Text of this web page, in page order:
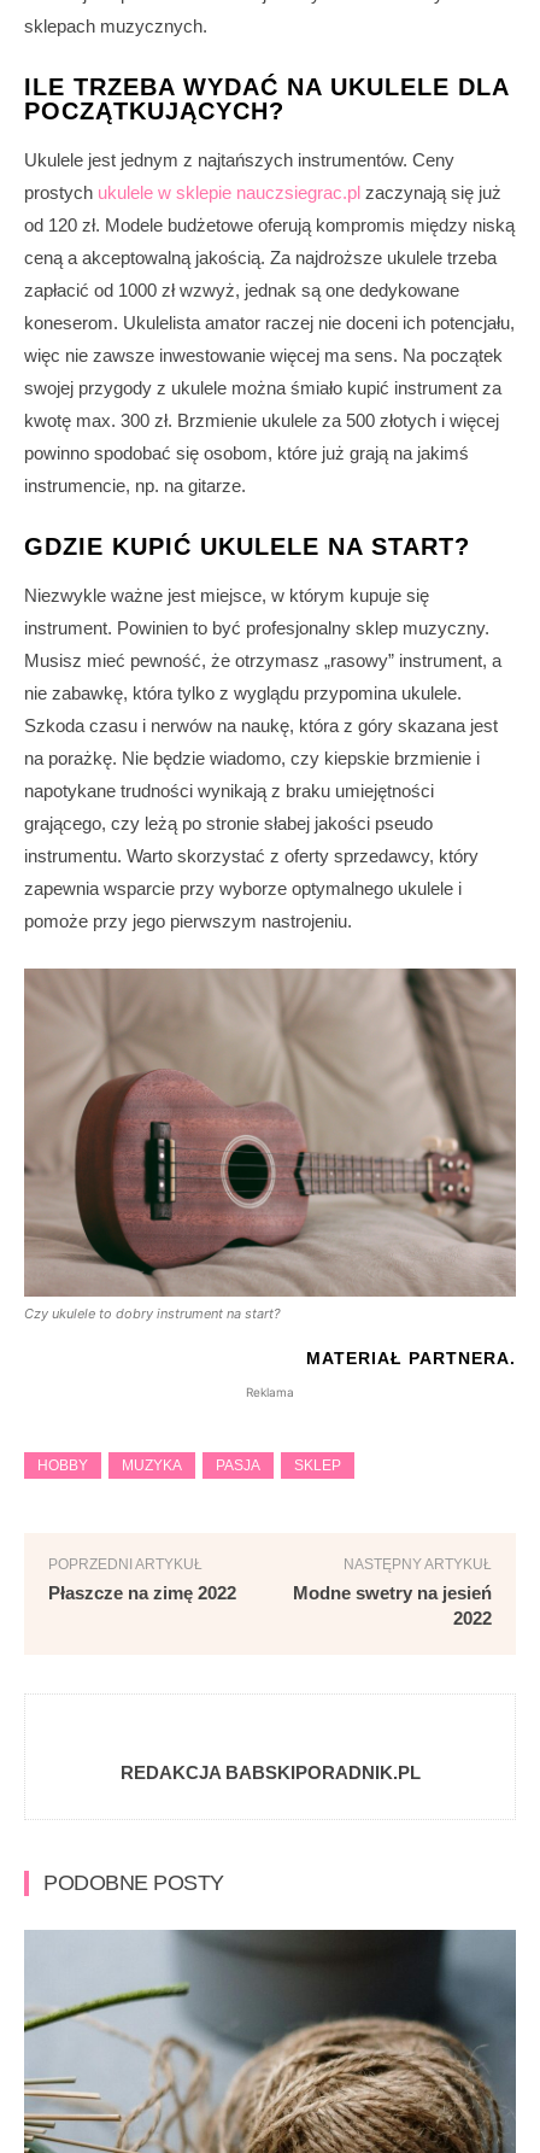
sklepach muzycznych.
ILE TRZEBA WYDAĆ NA UKULELE DLA
POCZĄTKUJĄCYCH?
Ukulele jest jednym z najtańszych instrumentów. Ceny
prostych ukulele w sklepie nauczsiegrac.pl zaczynają się już
od 120 zł. Modele budżetowe oferują kompromis między niską
ceną a akceptowalną jakością. Za najdroższe ukulele trzeba
zapłacić od 1000 zł wzwyż, jednak są one dedykowane
koneserom. Ukulelista amator raczej nie doceni ich potencjału,
więc nie zawsze inwestowanie więcej ma sens. Na początek
swojej przygody z ukulele można śmiało kupić instrument za
kwotę max. 300 zł. Brzmienie ukulele za 500 złotych i więcej
powinno spodobać się osobom, które już grają na jakimś
instrumencie, np. na gitarze.
GDZIE KUPIĆ UKULELE NA START?
Niezwykle ważne jest miejsce, w którym kupuje się
instrument. Powinien to być profesjonalny sklep muzyczny.
Musisz mieć pewność, że otrzymasz „rasowy” instrument, a
nie zabawkę, która tylko z wyglądu przypomina ukulele.
Szkoda czasu i nerwów na naukę, która z góry skazana jest
na porażkę. Nie będzie wiadomo, czy kiepskie brzmienie i
napotykane trudności wynikają z braku umiejętności
grającego, czy leżą po stronie słabej jakości pseudo
instrumentu. Warto skorzystać z oferty sprzedawcy, który
zapewnia wsparcie przy wyborze optymalnego ukulele i
pomoże przy jego pierwszym nastrojeniu.
Czy ukulele to dobry instrument na start?
MATERIAŁ PARTNERA.
Reklama
HOBBY MUZYKA PASJA SKLEP
POPRZEDNI ARTYKUŁ
Płaszcze na zimę 2022
NASTĘPNY ARTYKUŁ
Modne swetry na jesień
2022
REDAKCJA BABSKIPORADNIK.PL
PODOBNE POSTY